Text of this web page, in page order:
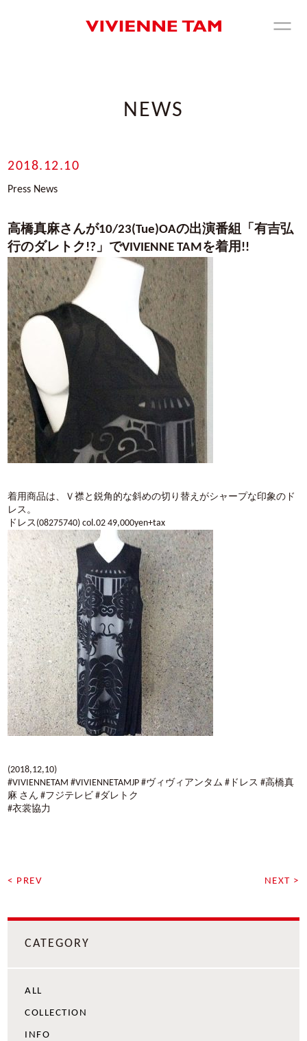
NEWS
2018.12.10
Press News
高橋真麻さんが10/23(Tue)OAの出演番組「有吉弘
行のダレトク!?」でVIVIENNE TAMを着用!!
着用商品は、Ｖ襟と鋭角的な斜めの切り替えがシャープな印象のド
レス。
ドレス(08275740) col.02 49,000yen+tax
(2018,12,10)
#VIVIENNETAM #VIVIENNETAMJP #ヴィヴィアンタム #ドレス #高橋真
麻 さん #フジテレビ #ダレトク
#衣裳協力
< PREV NEXT >
CATEGORY
ALL
COLLECTION
INFO